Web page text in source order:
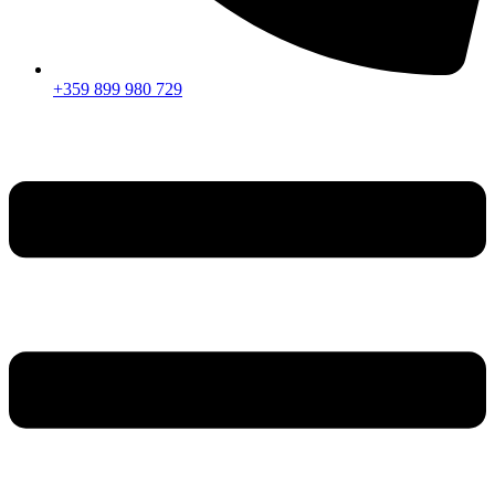
+359 899 980 729